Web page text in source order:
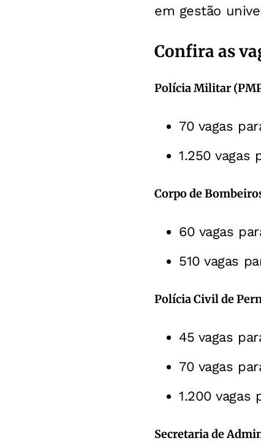
em gestão
Confira as
Polícia Militar
70 vagas
1.250 vagas
Corpo de
60 vagas
510 vagas
Polícia Civil de
45 vagas
70 vagas
1.200 vagas
Secretaria de